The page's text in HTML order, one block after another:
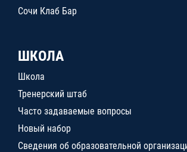
Сочи Клаб Бар
ШКОЛА
Школа
Тренерский штаб
Часто задаваемые вопросы
Новый набор
Сведения об образовательной